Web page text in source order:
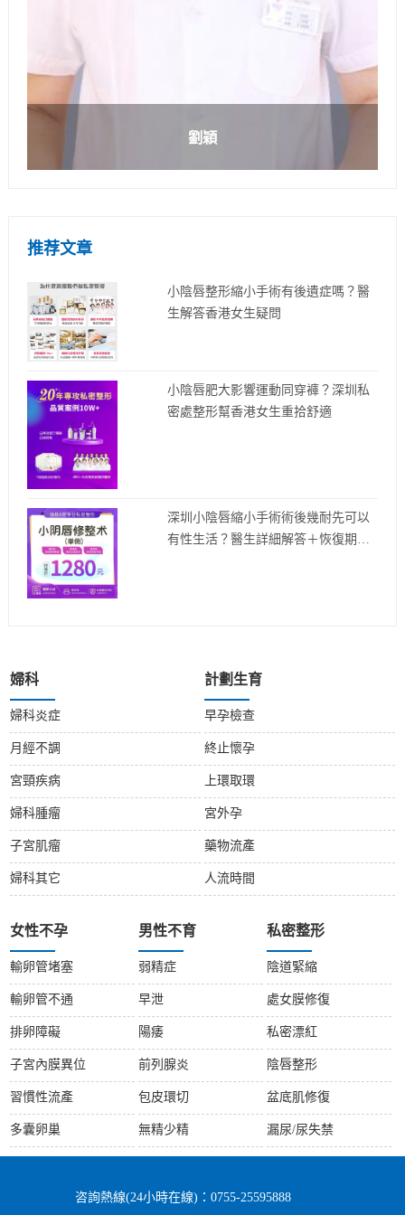
劉穎
推荐文章
小陰唇整形縮小手術有後遺症嗎？醫
生解答香港女生疑問
小陰唇肥大影響運動同穿褲？深圳私
密處整形幫香港女生重拾舒適
深圳小陰唇縮小手術術後幾耐先可以
有性生活？醫生詳細解答＋恢復期懶
婦科
婦科炎症
月經不調
宮頸疾病
婦科腫瘤
子宮肌瘤
婦科其它
計劃生育
早孕檢查
終止懷孕
上環取環
宮外孕
藥物流產
人流時間
女性不孕
輸卵管堵塞
輸卵管不通
排卵障礙
子宮內膜異位
習慣性流產
多囊卵巢
男性不育
弱精症
早泄
陽痿
前列腺炎
包皮環切
無精少精
私密整形
陰道緊縮
處女膜修復
私密漂紅
陰唇整形
盆底肌修復
漏尿/尿失禁
咨詢熱線(24小時在線)：0755-25595888